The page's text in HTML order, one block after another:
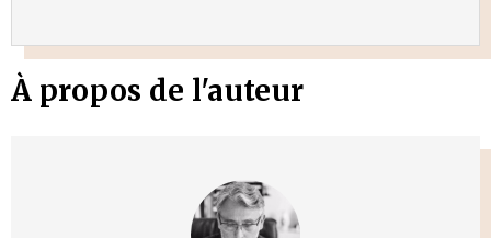
À propos de l'auteur